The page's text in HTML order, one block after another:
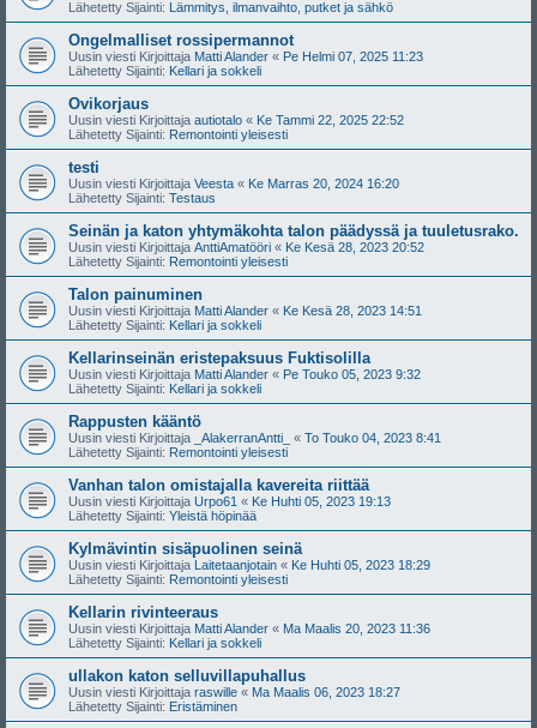
Lähetetty Sijainti: Lämmitys, ilmanvaihto, putket ja sähkö
Ongelmalliset rossipermannot
Uusin viesti Kirjoittaja Matti Alander « Pe Helmi 07, 2025 11:23
Lähetetty Sijainti: Kellari ja sokkeli
Ovikorjaus
Uusin viesti Kirjoittaja autiotalo « Ke Tammi 22, 2025 22:52
Lähetetty Sijainti: Remontointi yleisesti
testi
Uusin viesti Kirjoittaja Veesta « Ke Marras 20, 2024 16:20
Lähetetty Sijainti: Testaus
Seinän ja katon yhtymäkohta talon päädyssä ja tuuletusrako.
Uusin viesti Kirjoittaja AnttiAmatööri « Ke Kesä 28, 2023 20:52
Lähetetty Sijainti: Remontointi yleisesti
Talon painuminen
Uusin viesti Kirjoittaja Matti Alander « Ke Kesä 28, 2023 14:51
Lähetetty Sijainti: Kellari ja sokkeli
Kellarinseinän eristepaksuus Fuktisolilla
Uusin viesti Kirjoittaja Matti Alander « Pe Touko 05, 2023 9:32
Lähetetty Sijainti: Kellari ja sokkeli
Rappusten kääntö
Uusin viesti Kirjoittaja _AlakerranAntti_ « To Touko 04, 2023 8:41
Lähetetty Sijainti: Remontointi yleisesti
Vanhan talon omistajalla kavereita riittää
Uusin viesti Kirjoittaja Urpo61 « Ke Huhti 05, 2023 19:13
Lähetetty Sijainti: Yleistä höpinää
Kylmävintin sisäpuolinen seinä
Uusin viesti Kirjoittaja Laitetaanjotain « Ke Huhti 05, 2023 18:29
Lähetetty Sijainti: Remontointi yleisesti
Kellarin rivinteeraus
Uusin viesti Kirjoittaja Matti Alander « Ma Maalis 20, 2023 11:36
Lähetetty Sijainti: Kellari ja sokkeli
ullakon katon selluvillapuhallus
Uusin viesti Kirjoittaja raswille « Ma Maalis 06, 2023 18:27
Lähetetty Sijainti: Eristäminen